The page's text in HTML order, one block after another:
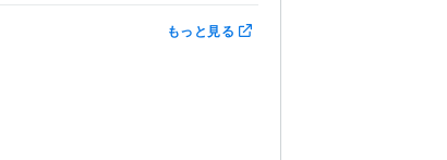
もっと見る